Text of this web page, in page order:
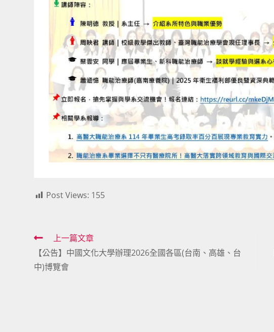
Post Views: 155
Read
more
articles
上一篇文章
【公告】中國文化大學辦理2026全國各區(台南、高雄、台
中)博覽會